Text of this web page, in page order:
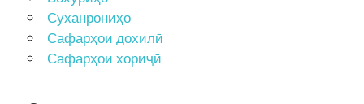
Суханрониҳо
Сафарҳои дохилӣ
Сафарҳои хориҷӣ